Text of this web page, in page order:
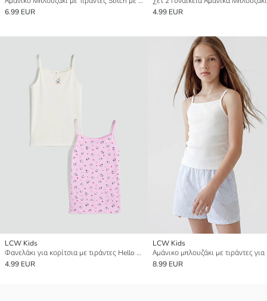
6.99 EUR
4.99 EUR
LCW Kids
Φανελάκι για κορίτσια με τιράντες Hello Kitty με εκτύπωση, συσκευασία 2 τεμαχίων
4.99 EUR
LCW Kids
8.99 EUR